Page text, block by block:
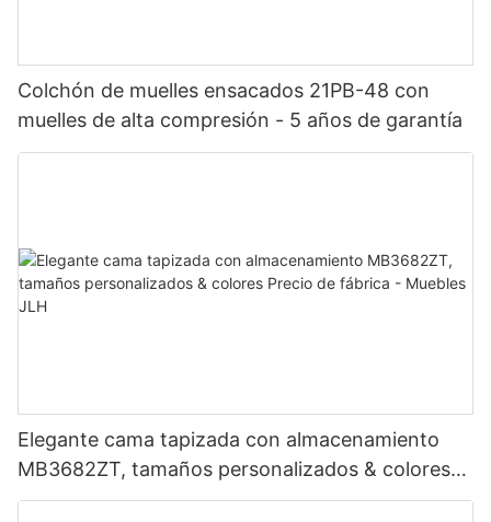
Colchón de muelles ensacados 21PB-48 con
muelles de alta compresión - 5 años de garantía
Elegante cama tapizada con almacenamiento
MB3682ZT, tamaños personalizados & colores
Precio de fábrica - Muebles JLH